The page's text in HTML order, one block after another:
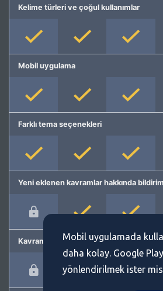
Kelime türleri ve çoğul kullanımlar
Mobil uygulama
Farklı tema seçenekleri
Yeni eklenen kavramlar hakkında
Kavram önermeMobil uygulamada
daha kolay. Google
yönlendirilmek ister